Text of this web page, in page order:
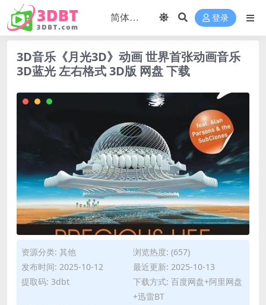
登录
3D音乐《月光3D》动画 世界首张动画音乐
3D蓝光 左右格式 3D版 网盘 下载
资源分类: 其他
浏览热度: (657)
发布时间: 2025-10-12
最近更新: 2025-10-13
提取码: 3dbt
下载方式: 百度网盘+阿里网盘
+迅雷BT